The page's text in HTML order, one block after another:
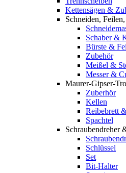
Kettensägen &
Schneiden,
Schaber &
Bürste &
Zubehör
Meißel &
Messer &
Maurer-Gipser-
Zuberhör
Kellen
Reibebrett
Spachtel
Schraubendreher
Schlüssel
Set
Bit-Halter